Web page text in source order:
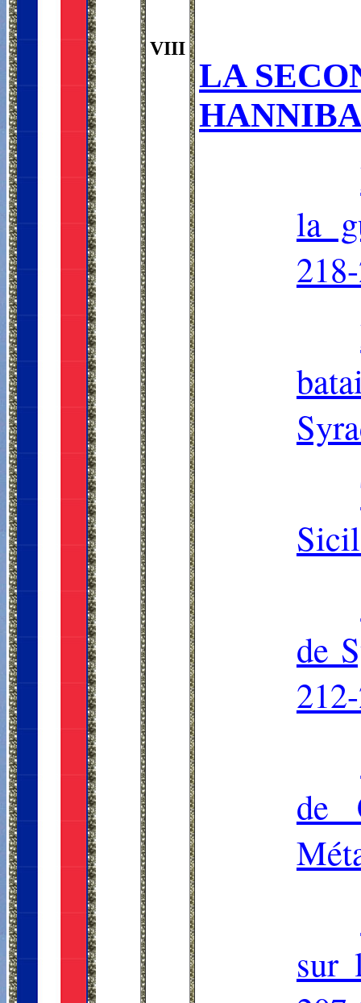
VIII
LA
la
de
de
sur